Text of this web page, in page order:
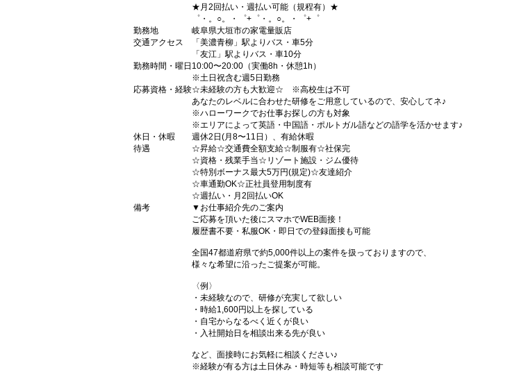
★月2回払い・週払い可能（規程有）★
゜・。○。・゜+゜・。○。・゜+゜
勤務地
岐阜県大垣市の家電量販店
交通アクセス
「美濃青柳」駅よりバス・車5分
「友江」駅よりバス・車10分
勤務時間・曜日 10:00〜20:00（実働8h・休憩1h）
※土日祝含む週5日勤務
応募資格・経験☆未経験の方も大歓迎☆ ※高校生は不可
あなたのレベルに合わせた研修をご用意しているので、安心してネ♪
※ハローワークでお仕事お探しの方も対象
※エリアによって英語・中国語・ポルトガル語などの語学を活かせます♪
休日・休暇
週休2日(月8〜11日）、有給休暇
待遇
☆昇給☆交通費全額支給☆制服有☆社保完
☆資格・残業手当☆リゾート施設・ジム優待
☆特別ボーナス最大5万円(規定)☆友達紹介
☆車通勤OK☆正社員登用制度有
☆週払い・月2回払いOK
備考
▼お仕事紹介先のご案内
ご応募を頂いた後にスマホでWEB面接！
履歴書不要・私服OK・即日での登録面接も可能
全国47都道府県で約5,000件以上の案件を扱っておりますので、
様々な希望に沿ったご提案が可能。
〈例〉
・未経験なので、研修が充実して欲しい
・時給1,600円以上を探している
・自宅からなるべく近くが良い
・入社開始日を相談出来る先が良い
など、面接時にお気軽に相談ください♪
※経験が有る方は土日休み・時短等も相談可能です